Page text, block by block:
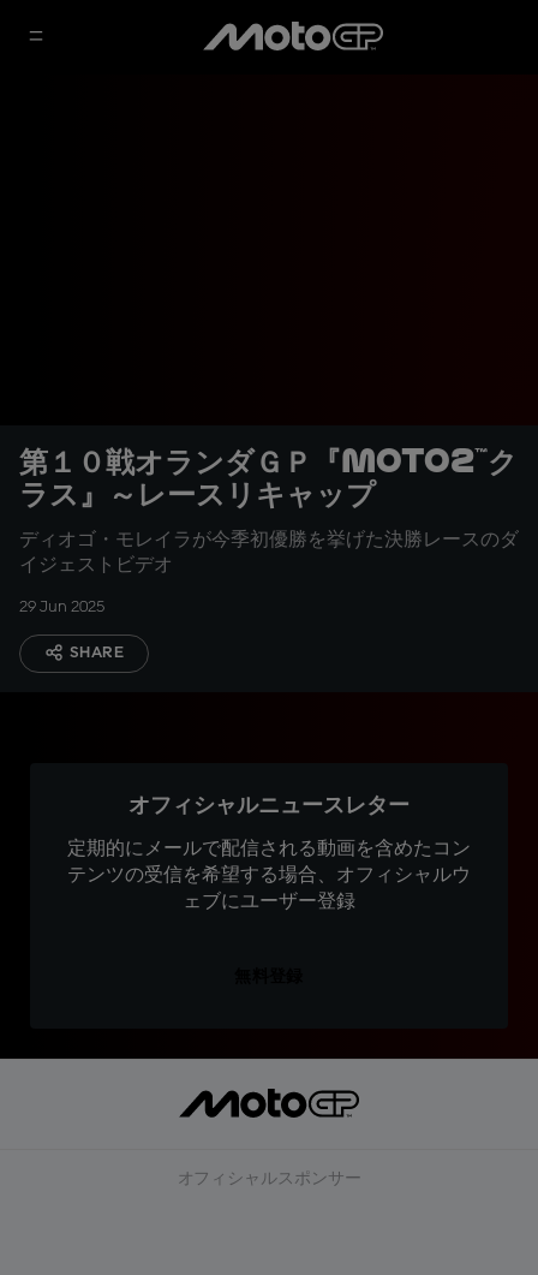
第１０戦オランダＧＰ『Moto2™ク
ラス』～レースリキャップ
ディオゴ・モレイラが今季初優勝を挙げた決勝レースのダ
イジェストビデオ
29 Jun 2025
SHARE
オフィシャルニュースレター
定期的にメールで配信される動画を含めたコン
テンツの受信を希望する場合、オフィシャルウ
ェブにユーザー登録
オフィシャルスポンサー